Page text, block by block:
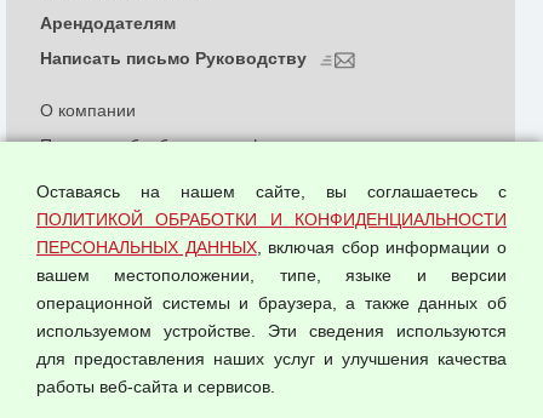
© 2026 ООО "Феникс"
О компании
Политика обработки и конфиденциальности
Согласием на обработку персональных данных
Оферта оптовой купли-продажи
Публичная оферта
Арендодателям
Написать письмо Руководству
Оставаясь на нашем сайте, вы соглашаетесь с
ПОЛИТИКОЙ ОБРАБОТКИ И КОНФИДЕНЦИАЛЬНОСТИ
ПЕРСОНАЛЬНЫХ ДАННЫХ, включая сбор информации о
вашем местоположении, типе, языке и версии
операционной системы и браузера, а также данных об
используемом устройстве. Эти сведения используются
для предоставления наших услуг и улучшения качества
работы веб-сайта и сервисов.